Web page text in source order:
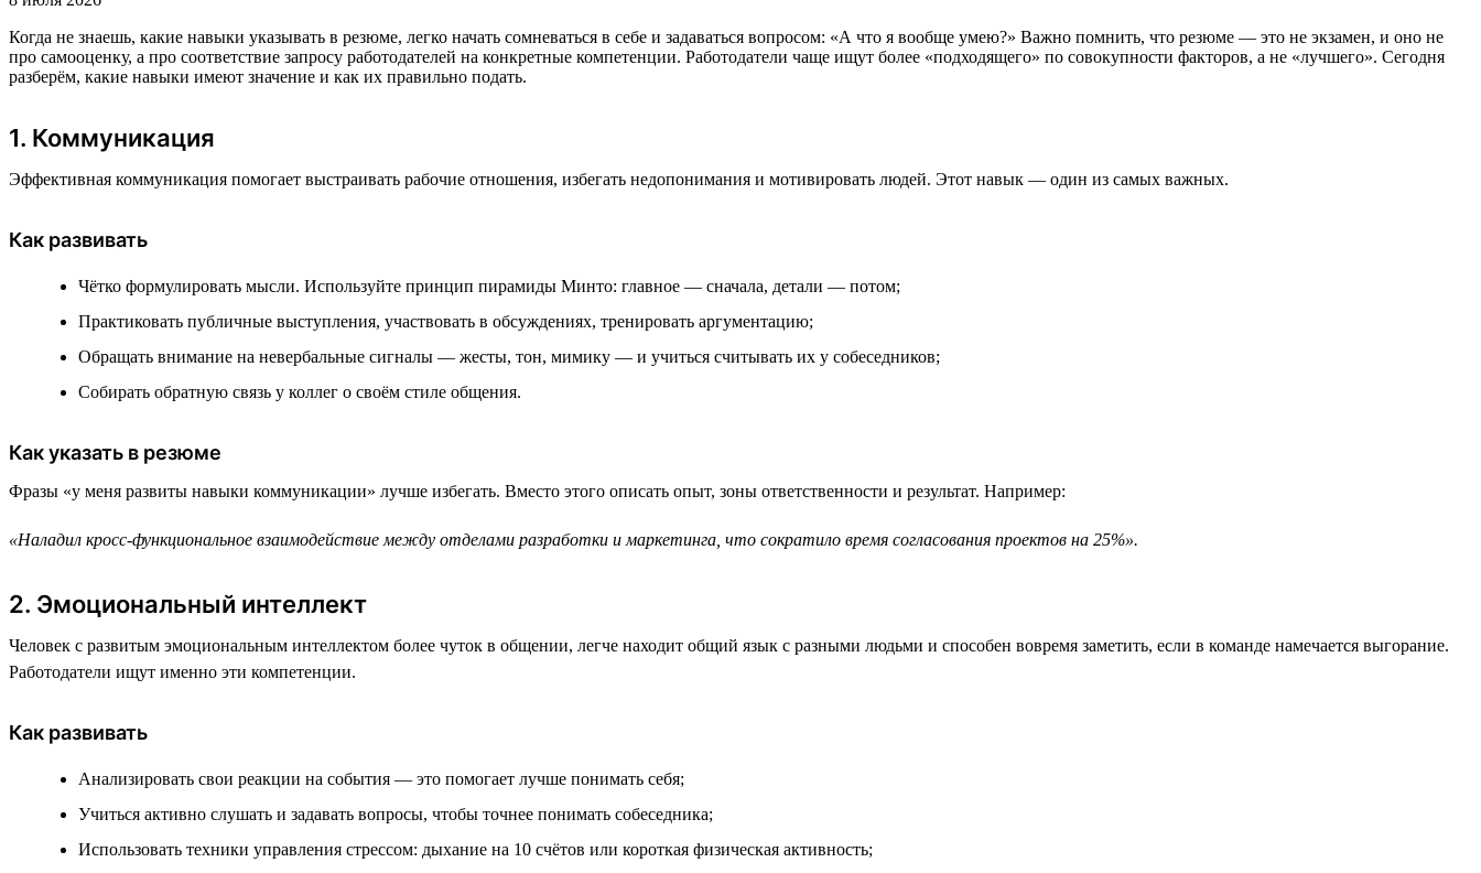
Когда не знаешь, какие навыки указывать в резюме, легко начать сомневаться в себе и задаваться вопросом: «А что я вообще умею?» Важно помнить, что резюме — это не экзамен, и оно не
про самооценку, а про соответствие запросу работодателей на конкретные компетенции. Работодатели чаще ищут более «подходящего» по совокупности факторов, а не «лучшего». Сегодня
разберём, какие навыки имеют значение и как их правильно подать.
1. Коммуникация
Эффективная коммуникация помогает выстраивать рабочие отношения, избегать недопонимания и мотивировать людей. Этот навык — один из самых важных.
Как развивать
Чётко формулировать мысли. Используйте принцип пирамиды Минто: главное — сначала, детали — потом;
Практиковать публичные выступления, участвовать в обсуждениях, тренировать аргументацию;
Обращать внимание на невербальные сигналы — жесты, тон, мимику — и учиться считывать их у собеседников;
Собирать обратную связь у коллег о своём стиле общения.
Как указать в резюме
Фразы «у меня развиты навыки коммуникации» лучше избегать. Вместо этого описать опыт, зоны ответственности и результат. Например:
«Наладил кросс-функциональное взаимодействие между отделами разработки и маркетинга, что сократило время согласования проектов на 25%».
2. Эмоциональный интеллект
Человек с развитым эмоциональным интеллектом более чуток в общении, легче находит общий язык с разными людьми и способен вовремя заметить, если в команде намечается выгорание.
Работодатели ищут именно эти компетенции.
Как развивать
Анализировать свои реакции на события — это помогает лучше понимать себя;
Учиться активно слушать и задавать вопросы, чтобы точнее понимать собеседника;
Использовать техники управления стрессом: дыхание на 10 счётов или короткая физическая активность;